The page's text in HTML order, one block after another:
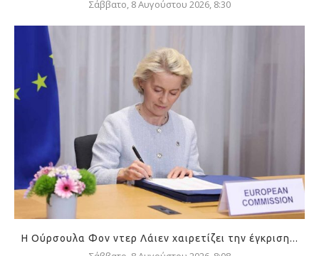
Σάββατο, 8 Αυγούστου 2026, 8:30
Η Ούρσουλα Φον ντερ Λάιεν χαιρετίζει την έγκριση...